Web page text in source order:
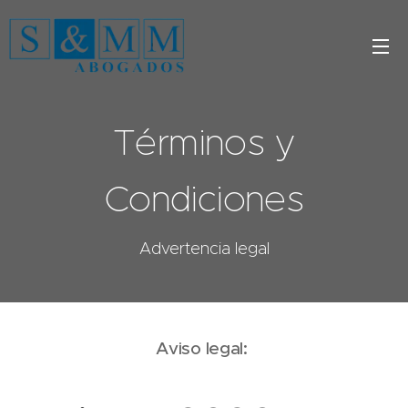
Términos y
Condiciones
Advertencia legal
Aviso legal: